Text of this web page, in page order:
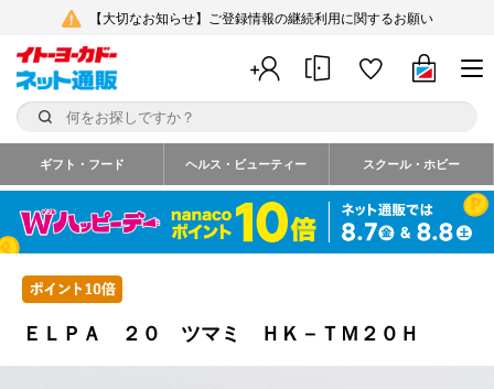
【大切なお知らせ】ご登録情報の継続利用に関するお願い
ギフト・フード ヘルス・ビューティー スクール・ホビー
ＥＬＰＡ ２０ ツマミ ＨＫ－ＴＭ２０Ｈ